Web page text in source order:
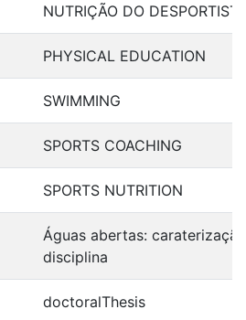
NUTRIÇÃO DO
PHYSICAL EDUCATION
SWIMMING
SPORTS COACHING
SPORTS NUTRITION
Águas abertas:
disciplina
doctoralThesis